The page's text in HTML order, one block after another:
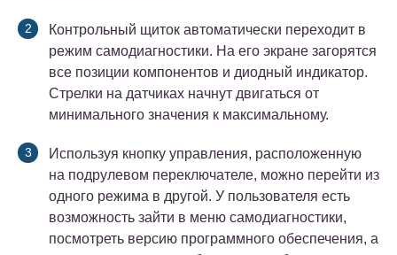
Контрольный щиток автоматически переходит в
режим самодиагностики. На его экране загорятся
все позиции компонентов и диодный индикатор.
Стрелки на датчиках начнут двигаться от
минимального значения к максимальному.
Используя кнопку управления, расположенную
на подрулевом переключателе, можно перейти из
одного режима в другой. У пользователя есть
возможность зайти в меню самодиагностики,
посмотреть версию программного обеспечения, а